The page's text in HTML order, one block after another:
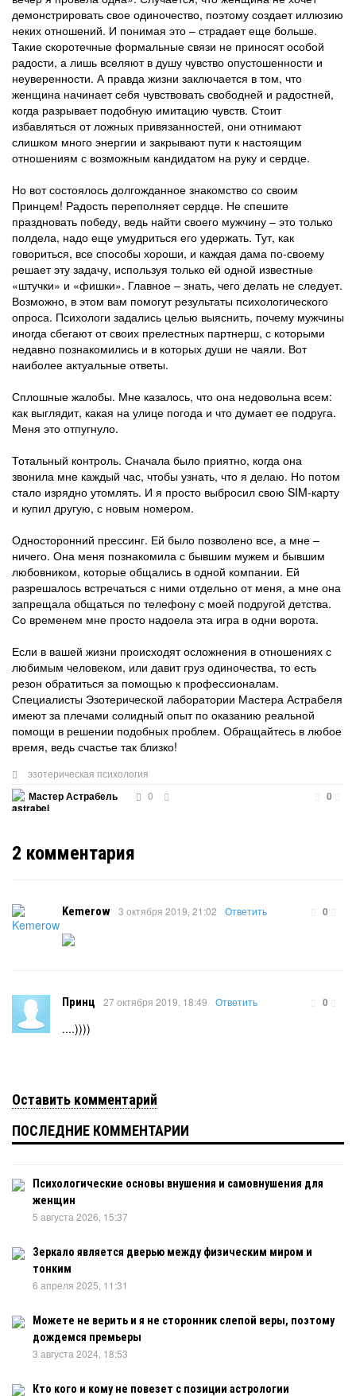
демонстрировать свое одиночество, поэтому создает иллюзию
неких отношений. И понимая это – страдает еще больше.
Такие скоротечные формальные связи не приносят особой
радости, а лишь вселяют в душу чувство опустошенности и
неуверенности. А правда жизни заключается в том, что
женщина начинает себя чувствовать свободней и радостней,
когда разрывает подобную имитацию чувств. Стоит
избавляться от ложных привязанностей, они отнимают
слишком много энергии и закрывают пути к настоящим
отношениям с возможным кандидатом на руку и сердце.
Но вот состоялось долгожданное знакомство со своим
Принцем! Радость переполняет сердце. Не спешите
праздновать победу, ведь найти своего мужчину – это только
полдела, надо еще умудриться его удержать. Тут, как
говориться, все способы хороши, и каждая дама по-своему
решает эту задачу, используя только ей одной известные
«штучки» и «фишки». Главное – знать, чего делать не следует.
Возможно, в этом вам помогут результаты психологического
опроса. Психологи задались целью выяснить, почему мужчины
иногда сбегают от своих прелестных партнерш, с которыми
недавно познакомились и в которых души не чаяли. Вот
наиболее актуальные ответы.
Сплошные жалобы. Мне казалось, что она недовольна всем:
как выглядит, какая на улице погода и что думает ее подруга.
Меня это отпугнуло.
Тотальный контроль. Сначала было приятно, когда она
звонила мне каждый час, чтобы узнать, что я делаю. Но потом
стало изрядно утомлять. И я просто выбросил свою SIM-карту
и купил другую, с новым номером.
Односторонний прессинг. Ей было позволено все, а мне –
ничего. Она меня познакомила с бывшим мужем и бывшим
любовником, которые общались в одной компании. Ей
разрешалось встречаться с ними отдельно от меня, а мне она
запрещала общаться по телефону с моей подругой детства.
Со временем мне просто надоела эта игра в одни ворота.
Если в вашей жизни происходят осложнения в отношениях с
любимым человеком, или давит груз одиночества, то есть
резон обратиться за помощью к профессионалам.
Специалисты Эзотерической лаборатории Мастера Астрабеля
имеют за плечами солидный опыт по оказанию реальной
помощи в решении подобных проблем. Обращайтесь в любое
время, ведь счастье так близко!
эзотерическая психология
Мастер Астрабель
0 0
2 комментария
Kemerow 3 октября 2019, 21:02 0
Ответить
Принц 27 октября 2019, 18:49 0
Ответить
....))))
Оставить комментарий
ПОСЛЕДНИЕ КОММЕНТАРИИ
Психологические основы внушения и самовнушения для
женщин
5 августа 2026, 15:37
Зеркало является дверью между физическим миром и
тонким
6 апреля 2025, 11:31
Можете не верить и я не сторонник слепой веры, поэтому
дождемся премьеры
3 августа 2024, 18:53
Кто кого и кому не повезет с позиции астрологии